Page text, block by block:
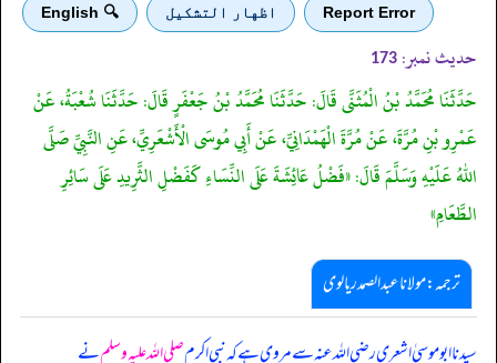
Report Error اظهار التشكيل 🔍 English
حدیث نمبر: 173
حَدَّثَنَا مُحَمَّدُ بْنُ الْمُثَنَّى قَالَ: حَدَّثَنَا مُحَمَّدُ بْنُ جَعْفَرٍ قَالَ: حَدَّثَنَا شُعْبَةُ، عَنْ
عَمْرِو بْنِ مُرَّةَ، عَنْ مُرَّةَ الْهَمْدَانِيِّ، عَنْ أَبِي مُوسَى الْأَشْعَرِيِّ، عَنِ النَّبِيِّ صَلَّى
اللهُ عَلَيْهِ وَسَلَّمَ قَالَ: «فَضْلُ عَائِشَةَ عَلَى النِّسَاءِ كَفَضْلِ الثَّرِيدِ عَلَى سَائِرِ
الطَّعَامِ»
ترجمہ:مولانا عبدالصمد ریالوی
سیدنا ابوموسیٰ اشعری رضی اللہ عنہ سے مروی ہے کہ نبی اکرمصلی اللہ علیہ وسلمنے